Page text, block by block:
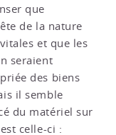
que
de la nature
et que les
seraient
des biens
il semble
du matériel sur
celle-ci :